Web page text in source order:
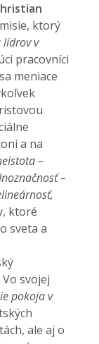
ktorý
lídrov v
pracovníci
meniace
a na
–
–
ktoré
sveta a
svojej
pokoja v
ale aj o